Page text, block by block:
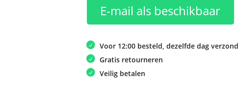
E-mail als beschikbaar
Voor 12:00 besteld, dezelfde dag
Gratis retourneren
Veilig betalen